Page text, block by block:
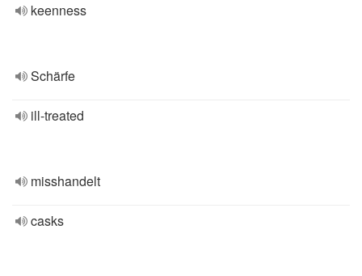
keenness
Schärfe
ill-treated
misshandelt
casks